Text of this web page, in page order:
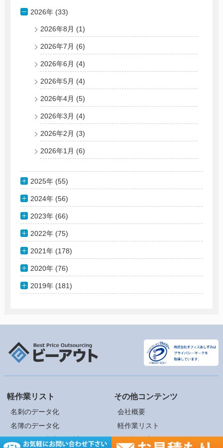
2026年 (33)
2026年8月 (1)
2026年7月 (6)
2026年6月 (4)
2026年5月 (4)
2026年4月 (5)
2026年3月 (4)
2026年2月 (3)
2026年1月 (6)
2025年 (55)
2024年 (56)
2023年 (66)
2022年 (75)
2021年 (178)
2020年 (76)
2019年 (181)
軽作業リスト
名刺のデータ化
名簿のデータ化
アンケート入力・集計
その他コンテンツ
会社概要
軽作業リスト
ご依頼の流れ